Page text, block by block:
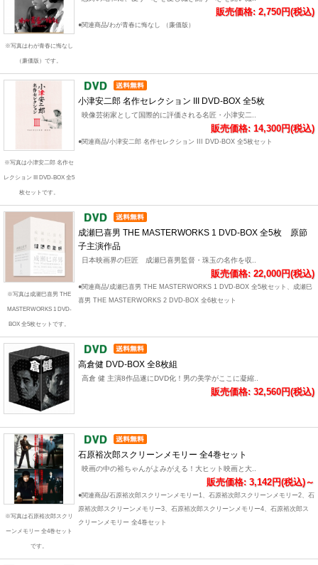
※写真はわが青春に悔なし
（廉価版）です。
販売価格: 2,750円(税込)
●関連商品/わが青春に悔なし （廉価版）
※写真は小津安二郎 名作セ
レクション III DVD-BOX 全5
枚セットです。
小津安二郎 名作セレクション III DVD-BOX 全5枚
映像芸術家として国際的に評価される名匠・小津安二..
販売価格: 14,300円(税込)
●関連商品/小津安二郎 名作セレクション III DVD-BOX 全5枚セット
※写真は成瀬巳喜男 THE
MASTERWORKS 1 DVD-
BOX 全5枚セットです。
成瀬巳喜男 THE MASTERWORKS 1 DVD-BOX 全5枚 原節
子主演作品
日本映画界の巨匠 成瀬巳喜男監督・珠玉の名作を収..
販売価格: 22,000円(税込)
●関連商品/成瀬巳喜男 THE MASTERWORKS 1 DVD-BOX 全5枚セット、成瀬巳
喜男 THE MASTERWORKS 2 DVD-BOX 全6枚セット
高倉健 DVD-BOX 全8枚組
高倉 健 主演8作品遂にDVD化！男の美学がここに凝縮..
販売価格: 32,560円(税込)
※写真は石原裕次郎スクリ
ーンメモリー 全4巻セット
です。
石原裕次郎スクリーンメモリー 全4巻セット
映画の中の裕ちゃんがよみがえる！大ヒット映画と大..
販売価格: 3,142円(税込)～
●関連商品/石原裕次郎スクリーンメモリー1、石原裕次郎スクリーンメモリー2、石
原裕次郎スクリーンメモリー3、石原裕次郎スクリーンメモリー4、石原裕次郎ス
クリーンメモリー 全4巻セット